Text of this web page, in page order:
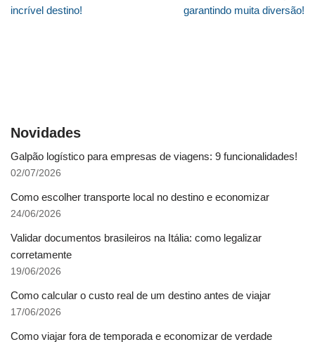
incrível destino!
garantindo muita diversão!
Novidades
Galpão logístico para empresas de viagens: 9 funcionalidades!
02/07/2026
Como escolher transporte local no destino e economizar
24/06/2026
Validar documentos brasileiros na Itália: como legalizar
corretamente
19/06/2026
Como calcular o custo real de um destino antes de viajar
17/06/2026
Como viajar fora de temporada e economizar de verdade